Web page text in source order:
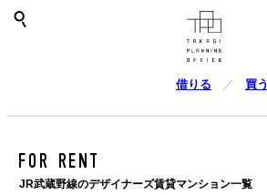
借りる 買う
FOR RENT
JR武蔵野線のデザイナーズ賃貸マンション一覧